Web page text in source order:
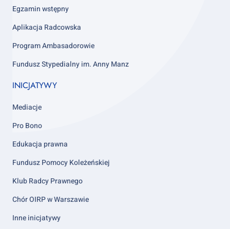
4
Egzamin wstępny
Aplikacja Radcowska
Program Ambasadorowie
Fundusz Stypedialny im. Anny Manz
INICJATYWY
Mediacje
Pro Bono
Edukacja prawna
Fundusz Pomocy Koleżeńskiej
Klub Radcy Prawnego
Chór OIRP w Warszawie
Inne inicjatywy